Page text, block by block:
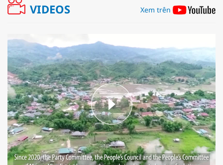
VIDEOS Xem trên